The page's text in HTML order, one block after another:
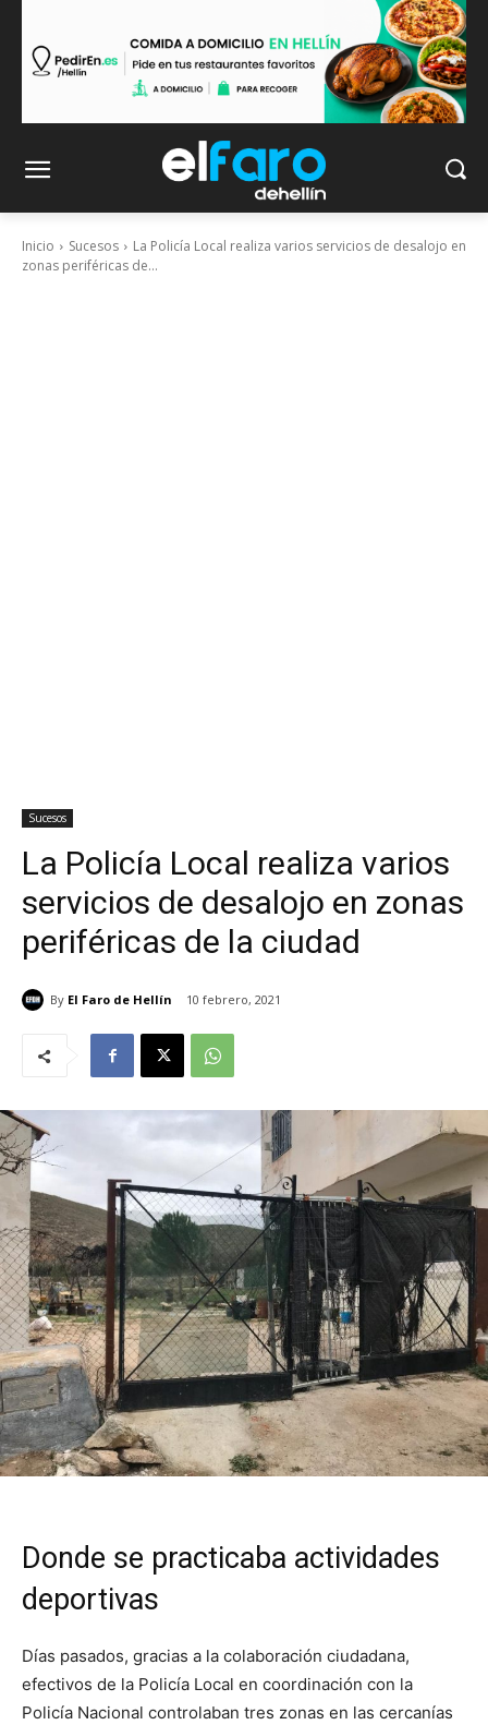
Inicio Sucesos
La Policía Local realiza varios servicios de desalojo en
zonas periféricas de...
Sucesos
La Policía Local realiza varios
servicios de desalojo en zonas
periféricas de la ciudad
By El Faro de Hellín 10 febrero, 2021
Donde se practicaba actividades
deportivas
Días pasados, gracias a la colaboración ciudadana,
efectivos de la Policía Local en coordinación con la
Policía Nacional controlaban tres zonas en las cercanías